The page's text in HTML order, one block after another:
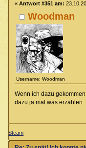
Woodman
Username: Woodman
« Antwort #351 am:
Wenn ich dazu
dazu ja mal was erzählen.
Steam